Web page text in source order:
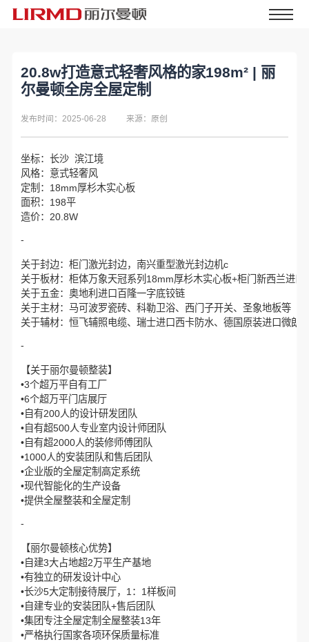
20.8w打造意式轻奢风格的家198m² | 丽
尔曼顿全房全屋定制
发布时间：2025-06-28 来源：原创
坐标：长沙 滨江境
风格：意式轻奢风
定制：18mm厚杉木实心板
面积：198平
造价：20.8W
-
关于封边：柜门激光封边，南兴重型激光封边机c
关于板材：柜体万象天冠系列18mm厚杉木实心板+柜门新西兰进
关于五金：奥地利进口百隆一字底铰链
关于主材：马可波罗瓷砖、科勒卫浴、西门子开关、圣象地板等
关于辅材：恒飞辅照电缆、瑞士进口西卡防水、德国原装进口微朗
-
【关于丽尔曼顿整装】
•3个超万平自有工厂
•6个超万平门店展厅
•自有200人的设计研发团队
•自有超500人专业室内设计师团队
•自有超2000人的装修师傅团队
•1000人的安装团队和售后团队
•企业版的全屋定制高定系统
•现代智能化的生产设备
•提供全屋整装和全屋定制
-
【丽尔曼顿核心优势】
•自建3大占地超2万平生产基地
•有独立的研发设计中心
•长沙5大定制接待展厅，1：1样板间
•自建专业的安装团队+售后团队
•集团专注全屋定制全屋整装13年
•严格执行国家各项环保质量标准